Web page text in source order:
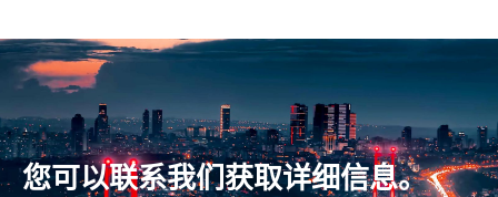
您可以联系我们获取详细信息。